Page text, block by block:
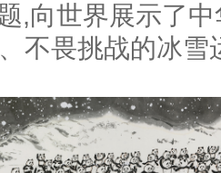
,向世界展示了
不畏挑战的冰雪